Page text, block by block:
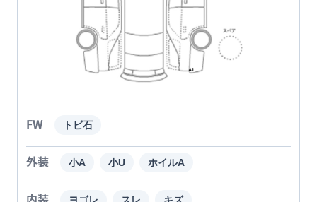
FW トビ石
外装 小A 小U ホイルA
内装